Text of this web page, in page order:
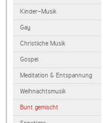
Kinder-Musik
Gay
Christliche Musik
Gospel
Meditation & Entspannung
Weihnachtsmusik
Bunt gemischt